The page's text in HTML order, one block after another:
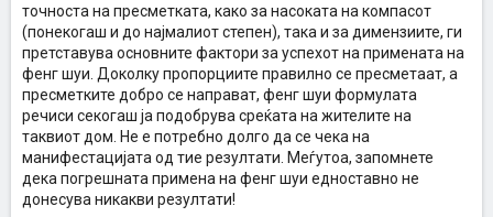
точноста на пресметката, како за насоката на компасот
(понекогаш и до најмалиот степен), така и за димензиите, ги
претставува основните фактори за успехот на примената на
фенг шуи. Доколку пропорциите правилно се пресметаат, а
пресметките добро се направат, фенг шуи формулата
речиси секогаш ја подобрува среќата на жителите на
таквиот дом. Не е потребно долго да се чека на
манифестацијата од тие резултати. Меѓутоа, запомнете
дека погрешната примена на фенг шуи едноставно не
донесува никакви резултати!